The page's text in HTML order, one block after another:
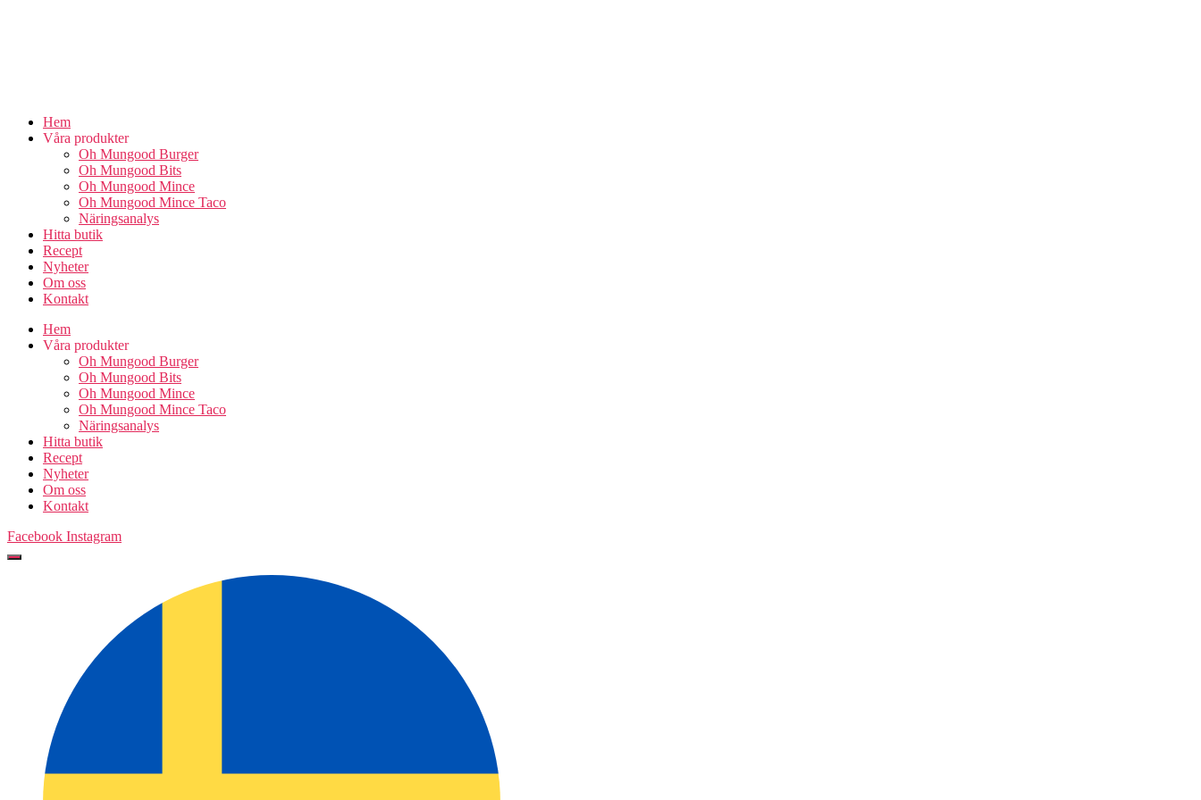
Hem
Våra produkter
Oh Mungood Burger
Oh Mungood Bits
Oh Mungood Mince
Oh Mungood Mince Taco
Näringsanalys
Hitta butik
Recept
Nyheter
Om oss
Kontakt
Hem
Våra produkter
Oh Mungood Burger
Oh Mungood Bits
Oh Mungood Mince
Oh Mungood Mince Taco
Näringsanalys
Hitta butik
Recept
Nyheter
Om oss
Kontakt
Facebook Instagram